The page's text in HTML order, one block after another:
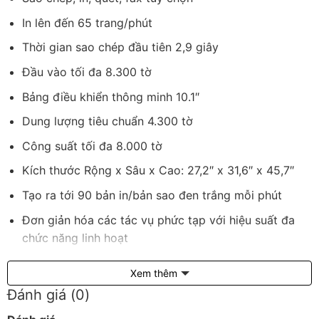
In lên đến 65 trang/phút
Thời gian sao chép đầu tiên 2,9 giây
Đầu vào tối đa 8.300 tờ
Bảng điều khiển thông minh 10.1″
Dung lượng tiêu chuẩn 4.300 tờ
Công suất tối đa 8.000 tờ
Kích thước Rộng x Sâu x Cao: 27,2″ x 31,6″ x 45,7″
Tạo ra tới 90 bản in/bản sao đen trắng mỗi phút
Đơn giản hóa các tác vụ phức tạp với hiệu suất đa
chức năng linh hoạt
Tùy chỉnh quy trình làm việc với màn hình cảm ứng
trực quan để cải thiện năng suất
Tăng cường cộng tác với một trình duyệt web nhúng
Xem thêm
Đánh giá (0)